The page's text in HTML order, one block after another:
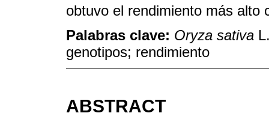
obtuvo el rendimiento más alto
Palabras clave: Oryza sativa
genotipos; rendimiento
ABSTRACT